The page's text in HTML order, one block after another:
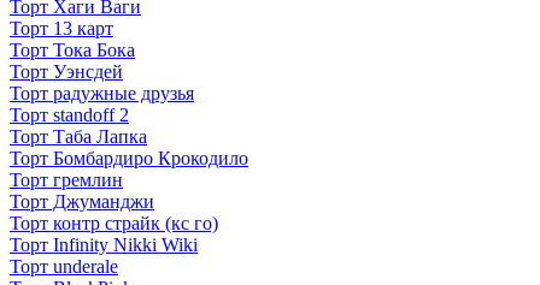
Торт Хаги Ваги
Торт 13 карт
Торт Тока Бока
Торт Уэнсдей
Торт радужные друзья
Торт standoff 2
Торт Таба Лапка
Торт Бомбардиро Крокодило
Торт гремлин
Торт Джуманджи
Торт контр страйк (кс го)
Торт Infinity Nikki Wiki
Торт underale